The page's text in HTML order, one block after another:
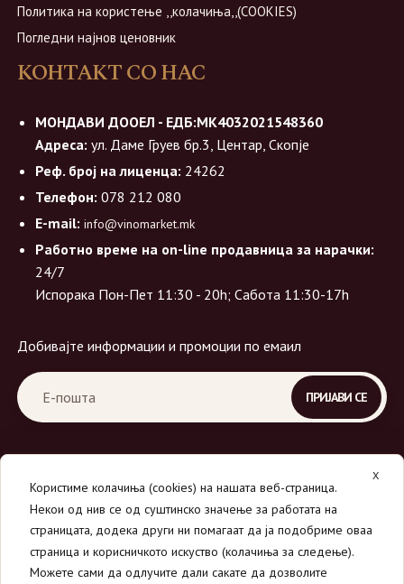
Политика на користење ,,колачиња,,(COOKIES)
Погледни најнов ценовник
КОНТАКТ СО НАС
МОНДАВИ ДООЕЛ - ЕДБ:МК4032021548360
Адреса: ул. Даме Груев бр.3, Центар, Скопје
Реф. број на лиценца: 24262
Телефон: 078 212 080
E-mail: info@vinomarket.mk
Работно време на on-line продавница за нарачки:
24/7
Испорака Пон-Пет 11:30 - 20h; Сабота 11:30-17h
Добивајте информации и промоции по емаил
© 2026Вино Маркет - МОНДАВИ ДООЕЛ.
X
Користиме колачиња (cookies) на нашата веб-страница.
Некои од нив се од суштинско значење за работата на
страницата, додека други ни помагаат да ја подобриме оваа
страница и корисничкото искуство (колачиња за следење).
Можете сами да одлучите дали сакате да дозволите